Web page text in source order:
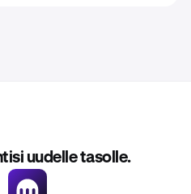
uudelle tasolle.